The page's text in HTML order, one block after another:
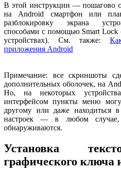
В этой инструкции — пошагово о
на Android смартфон или
разблокировку экрана
способами с помощью Smart Lock
устройствах). См. также:
приложения Android
Примечание: все скриншоты
дополнительных оболочек, на
Но, на некоторых
интерфейсом пункты меню
другому или даже находиться
настроек — в любом
обнаруживаются.
Установка
графического